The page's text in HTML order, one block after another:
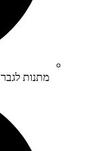
מתנות לגבר